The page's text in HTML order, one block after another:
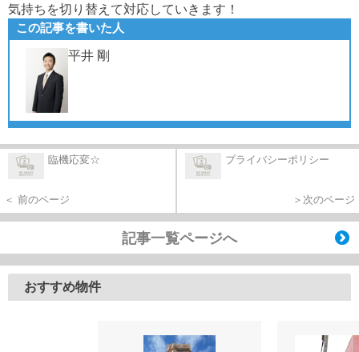
気持ちを切り替えて対応していきます！
この記事を書いた人
平井 剛
臨機応変☆
＜ 前のページ
プライバシーポリシー
＞次のページ
記事一覧ページへ
おすすめ物件